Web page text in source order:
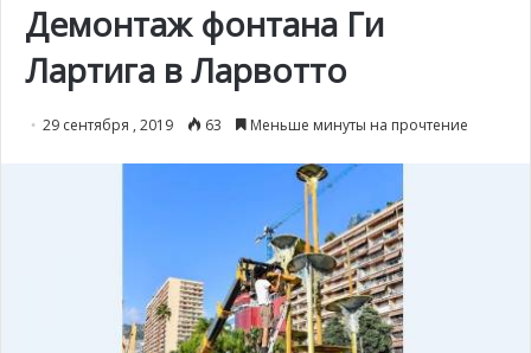
Демонтаж фонтана Ги
Лартига в Ларвотто
29 сентября , 2019 63 Меньше минуты на прочтение